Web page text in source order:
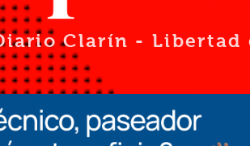
Clarín - Libertad